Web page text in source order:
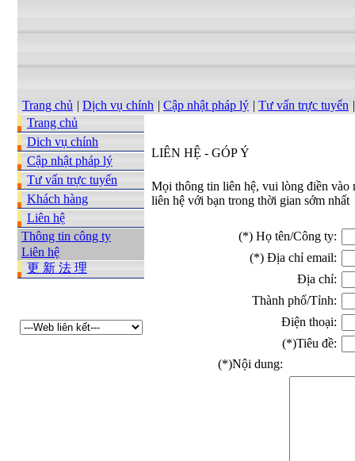
Trang chủ | Dịch vụ chính | Cập nhật pháp lý | Tư vấn trực tuyến |
Trang chủ
Dich vụ chính
Cập nhật pháp lý
Tư vấn trực tuyến
Khách hàng
Liên hệ
Thông tin công ty
Liên hệ
更 新 法 理
LIÊN HỆ - GÓP Ý
Mọi thông tin liên hệ, vui lòng điền vào
liên hệ với bạn trong thời gian sớm nhất
(*) Họ tên/Công ty:
(*) Địa chỉ email:
Địa chỉ:
Thành phố/Tỉnh:
Điện thoại:
(*)Tiêu đề:
(*)Nội dung: